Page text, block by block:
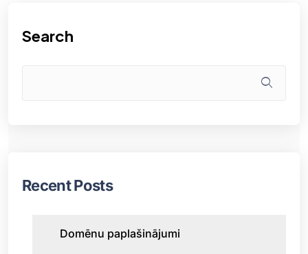
Search
Recent Posts
Domēnu paplašinājumi